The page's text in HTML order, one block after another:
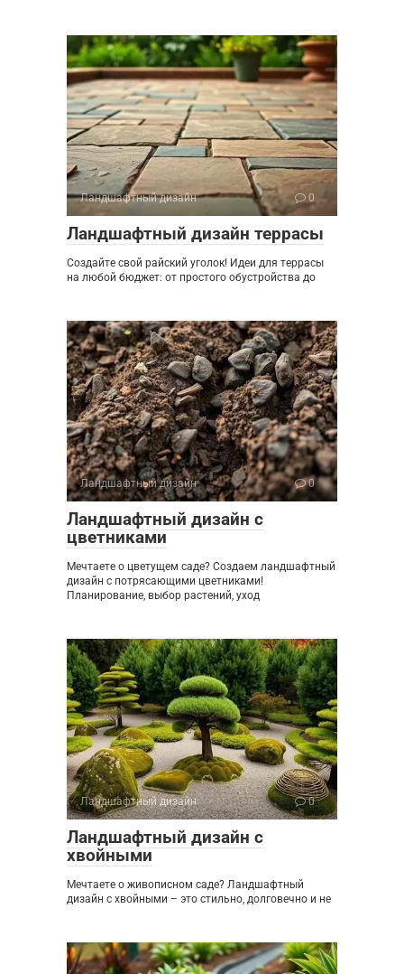
Ландшафтный дизайн 0
Ландшафтный дизайн террасы
Создайте свой райский уголок! Идеи для террасы
на любой бюджет: от простого обустройства до
Ландшафтный дизайн 0
Ландшафтный дизайн с
цветниками
Мечтаете о цветущем саде? Создаем ландшафтный
дизайн с потрясающими цветниками!
Планирование, выбор растений, уход
Ландшафтный дизайн 0
Ландшафтный дизайн с
хвойными
Мечтаете о живописном саде? Ландшафтный
дизайн с хвойными – это стильно, долговечно и не